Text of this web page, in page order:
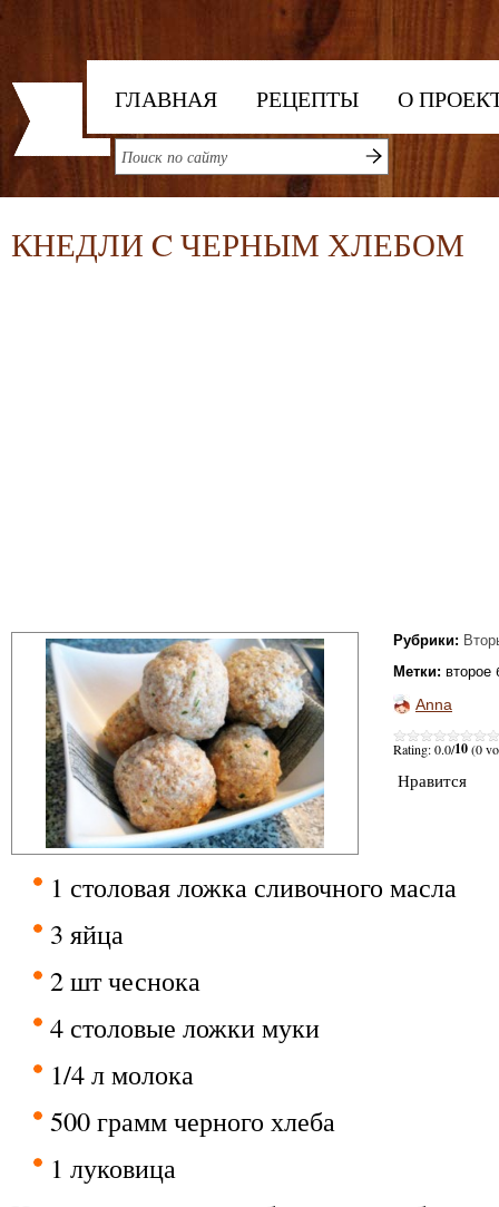
ГЛАВНАЯ РЕЦЕПТЫ О
КНЕДЛИ C ЧЕРНЫМ ХЛЕБОМ
Рубрики:
Метки: второе
Anna
Rating: 0.0/10(0
Нравится
1 столовая ложка сливочного масла
3 яйца
2 шт чеснока
4 столовые ложки муки
1/4 л молока
500 грамм черного хлеба
1 луковица